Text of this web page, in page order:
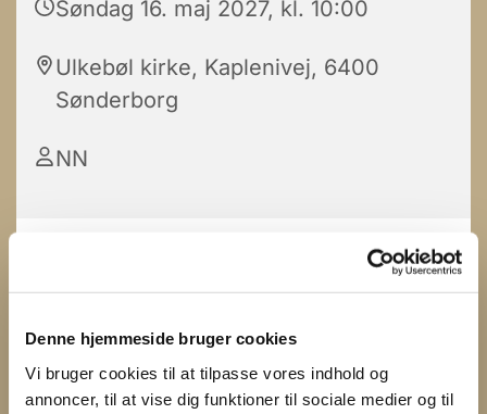
Denne hjemmeside bruger cookies
Vi bruger cookies til at tilpasse vores indhold og
annoncer, til at vise dig funktioner til sociale medier og til
Søndag 16. maj 2027, kl. 10:00
Ulkebøl kirke, Kaplenivej, 6400
Sønderborg
NN